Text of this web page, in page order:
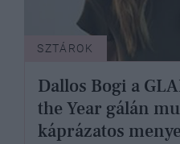
SZTÁROK
Dallos Bogi a
the Year gálán
káprázatos